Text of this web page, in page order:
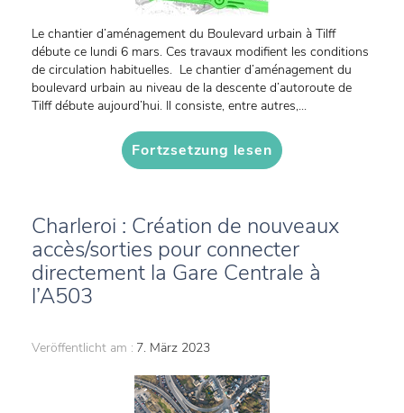
Le chantier d’aménagement du Boulevard urbain à Tilff
débute ce lundi 6 mars. Ces travaux modifient les conditions
de circulation habituelles. Le chantier d’aménagement du
boulevard urbain au niveau de la descente d’autoroute de
Tilff débute aujourd’hui. Il consiste, entre autres,...
Fortzsetzung lesen
Charleroi : Création de nouveaux
accès/sorties pour connecter
directement la Gare Centrale à
l’A503
Veröffentlicht am : 7. März 2023